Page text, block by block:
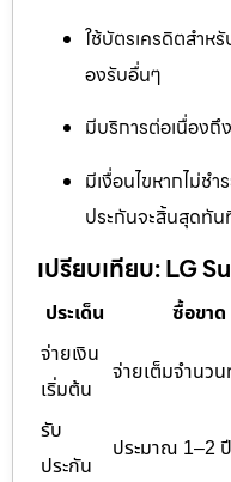
ใช้บัตรเครดิตสำห
องรับอื่นๆ
มีบริการต่อเนื่อง
มีเงื่อนไขหากไม่ช
ประกันจะสิ้นสุดทัน
เปรียบเทียบ: LG
ประเด็น ซื้อขาด
จ่ายเงิน
เริ่มต้น
จ่ายเต็มจำนว
รับ
ประกัน
ประมาณ 1–2 ปี